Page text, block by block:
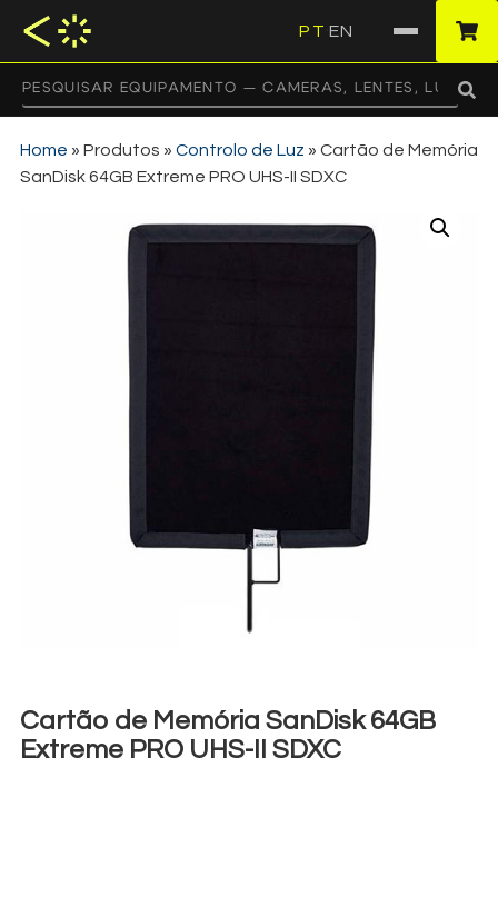
PT EN
Home » Produtos » Controlo de Luz » Cartão de Memória
SanDisk 64GB Extreme PRO UHS-II SDXC
Cartão de Memória SanDisk 64GB
Extreme PRO UHS-II SDXC